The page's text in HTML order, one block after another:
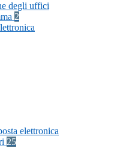
degli uffici
2
elettronica
25